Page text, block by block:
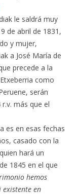
le saldrá muy
de abril de 1831,
y mujer,
a José María de
precede a la
como
serán
más que el
es en esas fechas
casado con la
hará un
1845 en el que
hemos
en